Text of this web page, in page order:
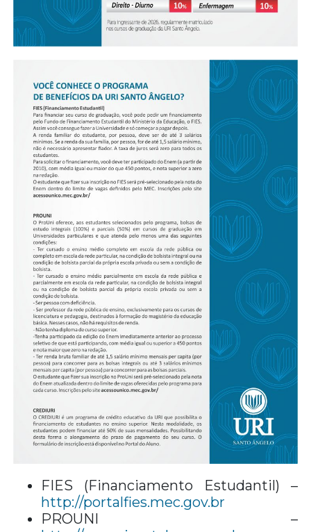
FIES (Financiamento Estudantil) –
http://portalfies.mec.gov.br
PROUNI –